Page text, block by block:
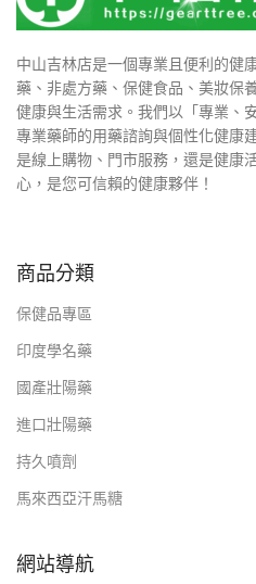
中山吉林店是一個專業且便利的健
藥、非處方藥、保健食品、美妝保
健康與生活需求。我們以「專業、
專業藥師的用藥諮詢與個性化健康
是線上購物、門市服務，還是健康
心，是您可信賴的健康夥伴！
商品分類
保健品專區
印度學名藥
國產壯陽藥
進口壯陽藥
持久噴劑
馬來西亞汗馬糖
網站導航